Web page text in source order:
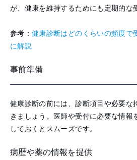
が、健康を維持するためにも定期的な
参考：健康診断はどのくらいの頻度で
に解説
事前準備
健康診断の前には、診断項目や必要な
きましょう。医師や受付に必要な情報
しておくとスムーズです。
病歴や薬の情報を提供